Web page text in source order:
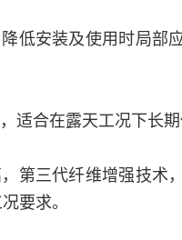
低安装及使用时局部
适合在露天工况下长期
第三代纤维增强技术
要求。